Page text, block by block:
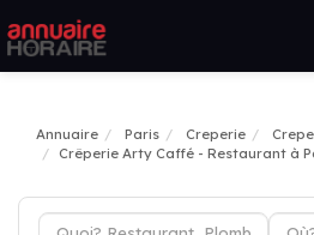
Annuaire Paris Creperie
Crêperie Arty Caffé - Restaurant à